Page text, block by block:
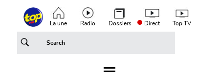
Aller au contenu principalTop header menu
La une Radio Dossiers Direct Top TV